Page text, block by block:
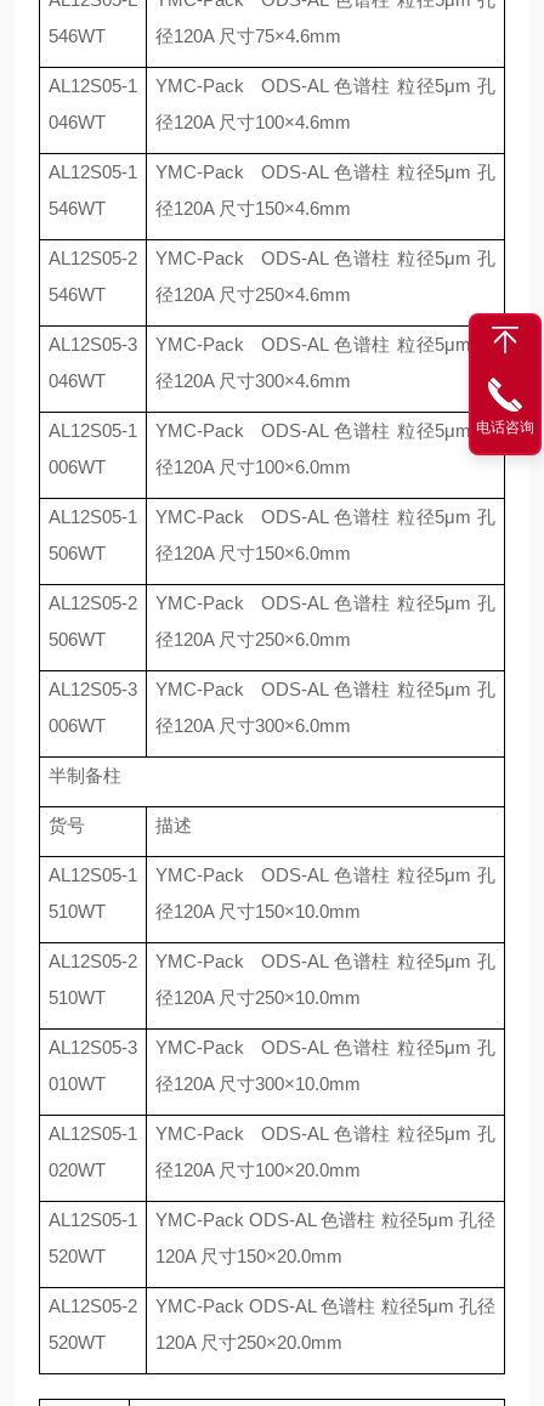
546WT
径120A 尺寸75×4.6mm
AL12S05-1
046WT
YMC-Pack ODS-AL 色谱柱 粒径5μm孔
径120A 尺寸100×4.6mm
AL12S05-1
546WT
YMC-Pack ODS-AL 色谱柱 粒径5μm孔
径120A 尺寸150×4.6mm
AL12S05-2
546WT
YMC-Pack ODS-AL 色谱柱 粒径5μm孔
径120A 尺寸250×4.6mm
AL12S05-3
046WT
YMC-Pack ODS-AL 色谱柱 粒径5μm
孔
径120A 尺寸300×4.6mm
AL12S05-1
006WT
YMC-Pack ODS-AL 色谱柱 粒径5μm孔
径120A 尺寸100×6.0mm
AL12S05-1
506WT
YMC-Pack ODS-AL 色谱柱 粒径5μm孔
径120A 尺寸150×6.0mm
AL12S05-2
506WT
YMC-Pack ODS-AL 色谱柱 粒径5μm孔
径120A 尺寸250×6.0mm
AL12S05-3
006WT
YMC-Pack ODS-AL 色谱柱 粒径5μm孔
径120A 尺寸300×6.0mm
半制备柱
货号 描述
AL12S05-1
510WT
YMC-Pack ODS-AL 色谱柱 粒径5μm孔
径120A 尺寸150×10.0mm
AL12S05-2
510WT
YMC-Pack ODS-AL 色谱柱 粒径5μm孔
径120A 尺寸250×10.0mm
AL12S05-3
010WT
YMC-Pack ODS-AL 色谱柱 粒径5μm孔
径120A 尺寸300×10.0mm
AL12S05-1
020WT
YMC-Pack ODS-AL 色谱柱 粒径5μm孔
径120A 尺寸100×20.0mm
AL12S05-1
520WT
YMC-Pack ODS-AL色谱柱 粒径5μm 孔径
120A 尺寸150×20.0mm
AL12S05-2
520WT
YMC-Pack ODS-AL色谱柱 粒径5μm 孔径
120A 尺寸250×20.0mm
电话咨询